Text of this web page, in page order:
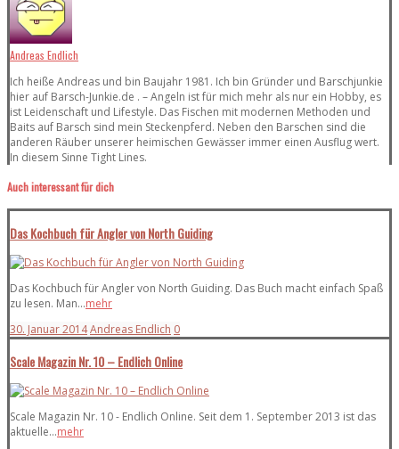
Andreas Endlich
Ich heiße Andreas und bin Baujahr 1981. Ich bin Gründer und Barschjunkie
hier auf Barsch-Junkie.de . – Angeln ist für mich mehr als nur ein Hobby, es
ist Leidenschaft und Lifestyle. Das Fischen mit modernen Methoden und
Baits auf Barsch sind mein Steckenpferd. Neben den Barschen sind die
anderen Räuber unserer heimischen Gewässer immer einen Ausflug wert.
In diesem Sinne Tight Lines.
Auch interessant für dich
Das Kochbuch für Angler von North Guiding
Das Kochbuch für Angler von North Guiding. Das Buch macht einfach Spaß
zu lesen. Man...mehr
30. Januar 2014Andreas Endlich 0
Scale Magazin Nr. 10 – Endlich Online
Scale Magazin Nr. 10 - Endlich Online. Seit dem 1. September 2013 ist das
aktuelle...mehr